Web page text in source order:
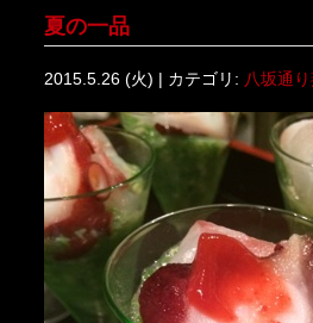
夏の一品
2015.5.26 (火) | カテゴリ: 八坂通